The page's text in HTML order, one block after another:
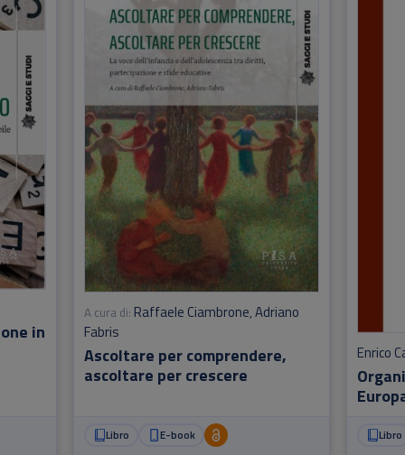
in
Ascoltare per comprendere,
ascoltare per crescere
A cura di: Raffaele Ciambrone,Adriano
Fabris
Libro E-book
Enrico
Libro